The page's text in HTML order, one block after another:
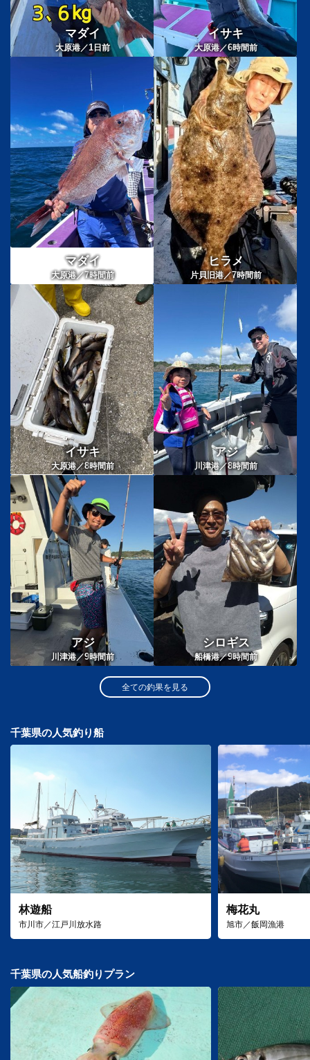
マダイ
大原港／1 日前
イサキ
大原港／6時間前
マダイ
大原港／7時間前
ヒラメ
片貝旧港／7時間前
イサキ
大原港／8時間前
アジ
川津港／8時間前
アジ
川津港／9時間前
シロギス
船橋港／9時間前
全ての釣果を見る
千葉県の人気釣り船
林遊船
市川市／江戸川放水路
梅花丸
旭市／飯岡漁港
千葉県の人気船釣りプラン